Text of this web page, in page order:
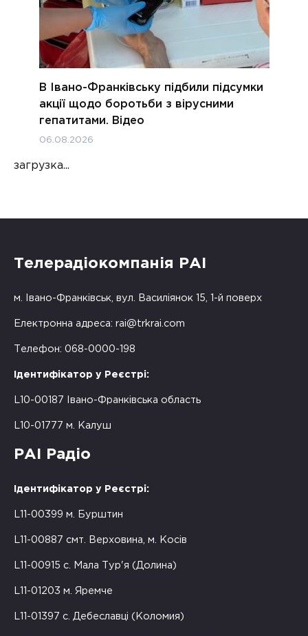
В Івано-Франківську підбили підсумки
акції щодо боротьби з вірусними
гепатитами. Відео
06.08.2026
загрузка...
Телерадіокомпанія РАІ
м. Івано-Франківськ, вул. Василіянок 15, 1-й поверх
Електронна адреса: rai@trkrai.com
Телефон: 068-0000-198
Ідентифікатор у Реєстрі:
L10-00187 Івано-Франківська область
L10-01777 м. Калуш
РАІ Радіо
Ідентифікатор у Реєстрі:
L11-00399 м. Бурштин
L11-00887 смт. Верховина, м. Косів
L11-00915 с. Мала Тур'я (Долина)
L11-01203 м. Яремче
L11-01397 с. Дебеславці (Коломия)